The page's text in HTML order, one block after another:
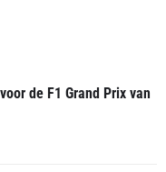
de F1 Grand Prix van